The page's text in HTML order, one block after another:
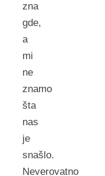
zna
gde,
a
mi
ne
znamo
šta
nas
je
snašlo.
Neverovatno